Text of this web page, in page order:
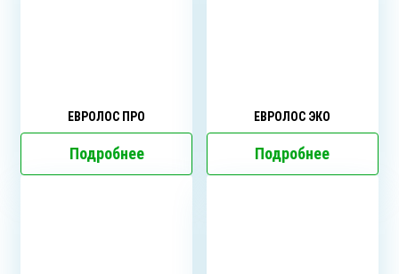
ЕВРОЛОС ПРО
Подробнее
ЕВРОЛОС ЭКО
Подробнее